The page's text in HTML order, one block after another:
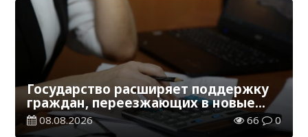
Государство расширяет поддержку
граждан, переезжающих в новые
регионы для работы
08.08.2026 66 0